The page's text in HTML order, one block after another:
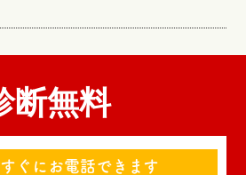
断無料
ぐにお電話できます